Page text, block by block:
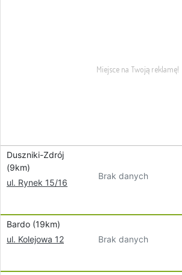
Duszniki-Zdrój
(9km)
ul. Rynek 15/16
Brak danych
Bardo (19km)
ul. Kolejowa 12
Brak danych